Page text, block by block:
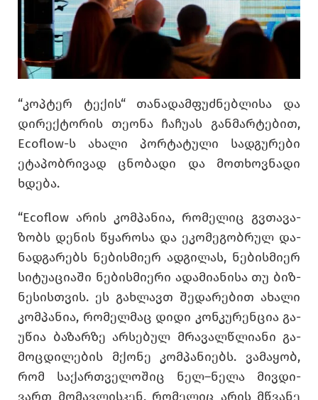
“კოპ­ტერ ტე­ქის“ თა­ნა­დამ­ფუძ­ნებ­ლი­სა და
დი­რექ­ტო­რის თე­ო­ნა ჩა­ჩუ­ას გან­მარ­ტე­ბით,
Ecoflow-ს ახა­ლი პორ­ტა­ტუ­ლი სად­გუ­რე­ბი
ეტა­პობ­რი­ვად ცნო­ბა­დი და მო­თხოვ­ნა­დი
ხდე­ბა.
“Ecoflow არის კომ­პა­ნია, რო­მე­ლიც გვთა­ვა­
ზობს დე­ნის წყა­რო­სა და ეკო­მე­გობ­რულ და­
ნად­გა­რებს ნე­ბის­მი­ერ ად­გი­ლას, ნე­ბის­მი­ერ
სი­ტუ­ა­ცი­ა­ში ნე­ბის­მი­ე­რი ადა­მი­ა­ნი­სა თუ ბიზ­
ნე­სის­თვის. ეს გახ­ლავთ შე­და­რე­ბით ახა­ლი
კომ­პა­ნია, რო­მელ­მაც დიდი კონ­კუ­რენ­ცია გა­
უ­წია ბა­ზარ­ზე არ­სე­ბულ მრა­ვალ­წლი­ა­ნი გა­
მოც­დი­ლე­ბის მქო­ნე კომ­პა­ნი­ებს. ვა­მა­ყობ,
რომ სა­ქარ­თვე­ლო­შიც ნელ–ნელა მივ­დი­
ვართ მო­მავ­ლის­კენ, რო­მე­ლიც არის მწვა­ნე